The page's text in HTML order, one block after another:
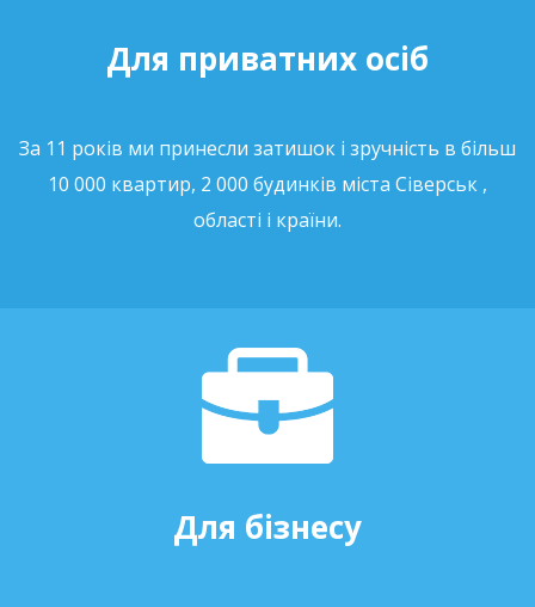
Для приватних осіб
За 11 років ми принесли затишок і зручність в більш
10 000 квартир, 2 000 будинків міста Сіверськ ,
області і країни.
Для бізнесу